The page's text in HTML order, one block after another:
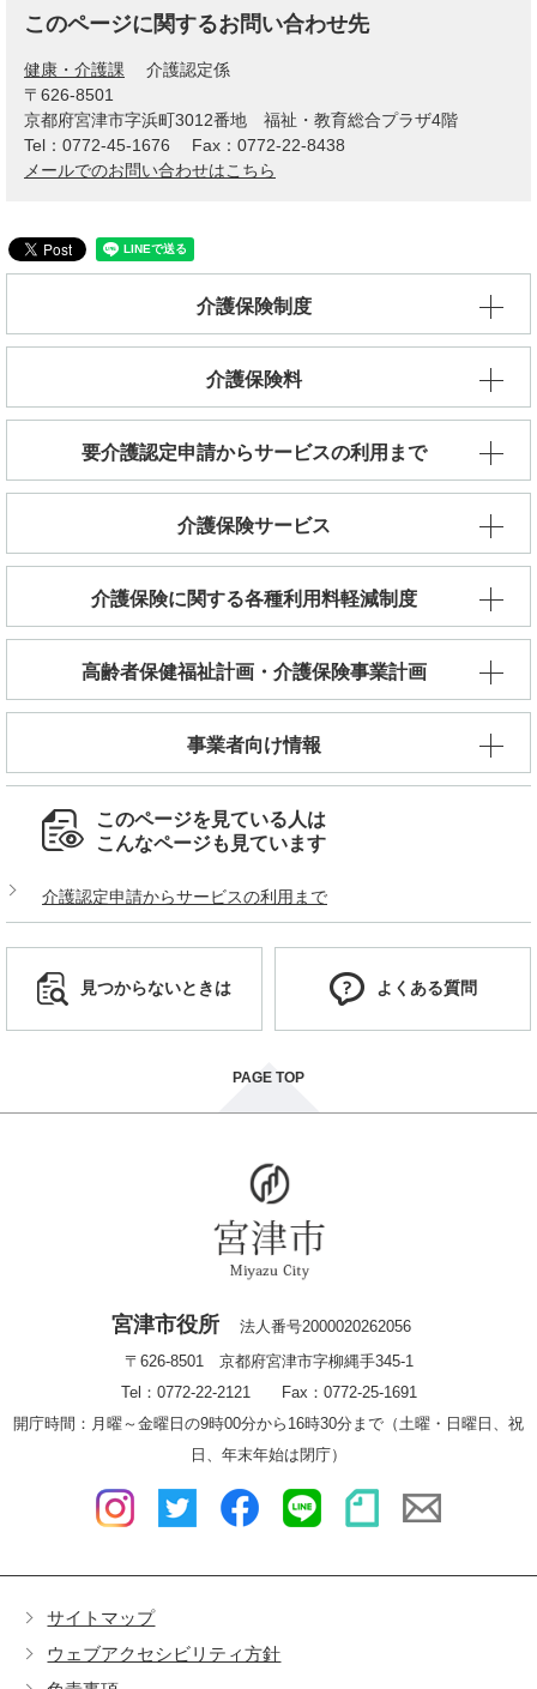
このページに関するお問い合わせ先
健康・介護課
介護認定係
〒626-8501
京都府宮津市字浜町3012番地 福祉・教育総合プラザ4階
Tel：0772-45-1676
Fax：0772-22-8438
メールでのお問い合わせはこちら
介護保険制度
介護保険料
要介護認定申請からサービスの利用まで
介護保険サービス
介護保険に関する各種利用料軽減制度
高齢者保健福祉計画・介護保険事業計画
事業者向け情報
このページを見ている人は
こんなページも見ています
介護認定申請からサービスの利用まで
見つからないときは よくある質問
PAGE TOP
サイトマップ
ウェブアクセシビリティ方針
宮津市役所
法人番号2000020262056
〒626-8501 京都府宮津市字柳縄手345-1
Tel：0772-22-2121 Fax：0772-25-1691
開庁時間：月曜～金曜日の9時00分から16時30分まで（土曜・日曜日、祝
日、年末年始は閉庁）